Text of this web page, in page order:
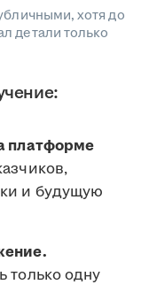
хотя до
детали только
платформе
и будущую
только одну